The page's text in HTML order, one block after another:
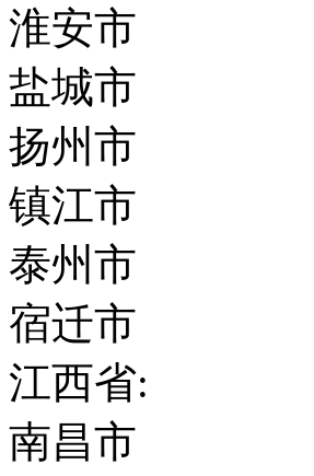
淮安市
盐城市
扬州市
镇江市
泰州市
宿迁市
江西省:
南昌市